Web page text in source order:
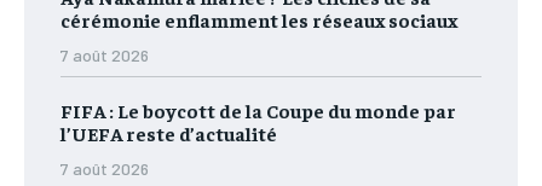
cérémonie enflamment les réseaux sociaux
7 août 2026
FIFA : Le boycott de la Coupe du monde par
l’UEFA reste d’actualité
7 août 2026